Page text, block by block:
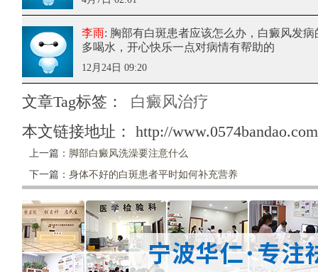
李雨: 胸部有白斑患者应该怎么办，白癜风发病
多喝水，开心快乐一点对病情有帮助的
12月24日 09:20
文章Tag标签：
白癜风治疗
本文链接地址： http://
上一篇： 脚部白癜风洗澡要注意什么
下一篇： 身体不好的白斑患者平时如何补充营养